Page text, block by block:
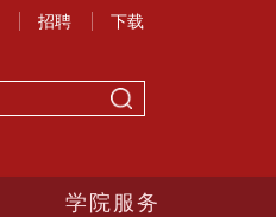
招聘 下载
学院服务